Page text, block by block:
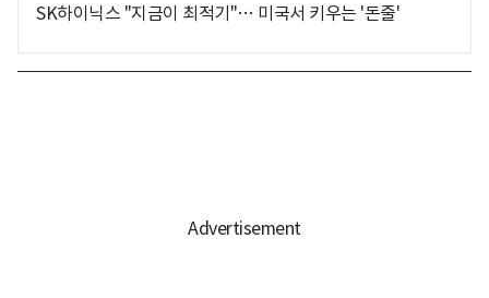
SK하이닉스 "지금이 최적기"… 미국서 키우는 '돈줄'